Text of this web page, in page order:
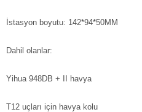
İstasyon boyutu: 142*94*50MM
Dahil olanlar:
Yihua 948DB + II havya
T12 uçları için havya kolu